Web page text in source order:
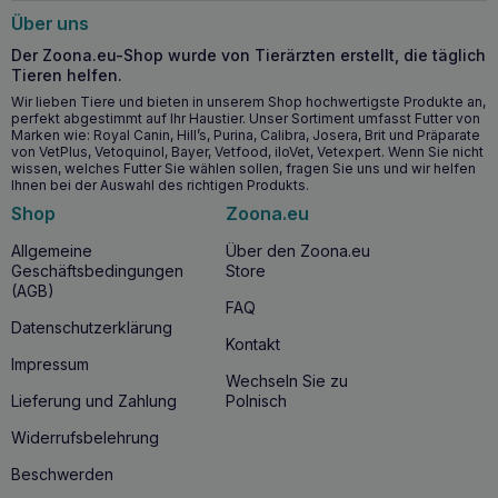
geeignet und bietet ihnen die Unterstützung, die sie für ein
gesundes Leben bis ins Erwachsenenalter benötigen.
Wichtigste Vorteile für die Gesundheit
Schützt junge Hunde vor Schäden durch freie Radikale
und fördert ihre Langlebigkeit
Verbessert die blutbildenden Prozesse dank des
widerstandsfähige Knochen
Sorgt für eine ausreichende Mineralisierung der
Knochen, was ihre Widerstandsfähigkeit gegen Stöße
Ab wann sollten Sie DR SEIDEL Flawitol für
Welpen großer Rassen verwenden?
verwendet werden, sobald Ihr Welpe auf feste Nahrung
umgestellt wird. Es wird besonders für schnell wachsende
Welpen großer Rassen empfohlen, die einen erhöhten
Über uns
Der Zoona.eu-Shop wurde von Tierärzten erstellt, die täglich
Tieren helfen.
Wir lieben Tiere und bieten in unserem Shop hochwertigste Produkte an,
perfekt abgestimmt auf Ihr Haustier. Unser Sortiment umfasst Futter von
Marken wie: Royal Canin, Hill’s, Purina, Calibra, Josera, Brit und Präparate
von VetPlus, Vetoquinol, Bayer, Vetfood, iloVet, Vetexpert. Wenn Sie nicht
wissen, welches Futter Sie wählen sollen, fragen Sie uns und wir helfen
Ihnen bei der Auswahl des richtigen Produkts.
Shop
Allgemeine
Geschäftsbedingungen
(AGB)
Datenschutzerklärung
Impressum
Lieferung und Zahlung
Widerrufsbelehrung
Beschwerden
Zoona.eu
Über den Zoona.eu
Store
FAQ
Kontakt
Wechseln Sie zu
Polnisch